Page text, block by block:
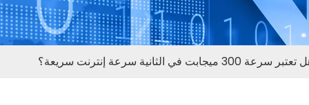
سرعة 300 ميجابت في الثانية سرعة إنترنت سريعة؟